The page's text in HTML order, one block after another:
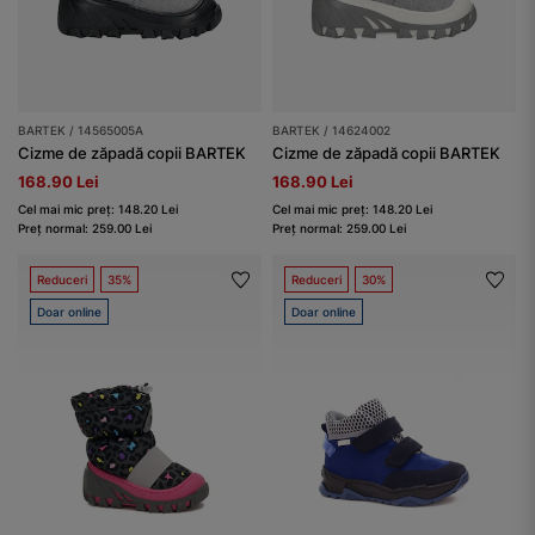
BARTEK / 14565005A
Cizme de zăpadă copii BARTEK
168.90 Lei
Cel mai mic preț: 148.20 Lei
Preț normal: 259.00 Lei
BARTEK / 14624002
Cizme de zăpadă copii BARTEK
168.90 Lei
Cel mai mic preț: 148.20 Lei
Preț normal: 259.00 Lei
Reduceri 35%
Doar online
Reduceri 30%
Doar online